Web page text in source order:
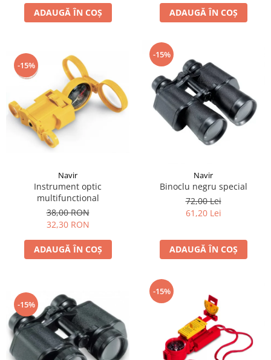
ADAUGĂ ÎN COȘ ADAUGĂ ÎN COȘ
-15%
Navir
Instrument optic
multifunctional
38,00 RON
32,30 RON
ADAUGĂ ÎN COȘ
-15%
Navir
Binoclu negru special
72,00 Lei
61,20 Lei
ADAUGĂ ÎN COȘ
-15%
-15%